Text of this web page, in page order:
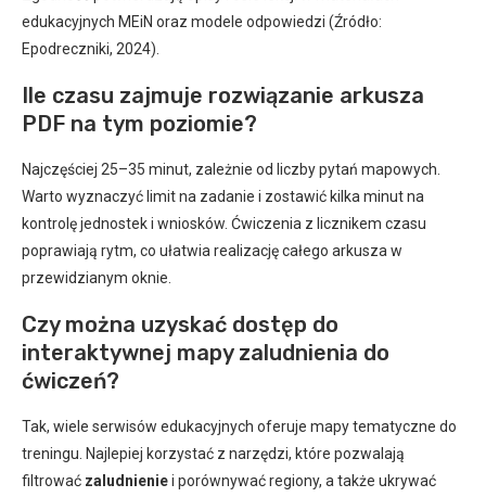
edukacyjnych MEiN oraz modele odpowiedzi (Źródło:
Epodreczniki, 2024).
Ile czasu zajmuje rozwiązanie arkusza
PDF na tym poziomie?
Najczęściej 25–35 minut, zależnie od liczby pytań mapowych.
Warto wyznaczyć limit na zadanie i zostawić kilka minut na
kontrolę jednostek i wniosków. Ćwiczenia z licznikem czasu
poprawiają rytm, co ułatwia realizację całego arkusza w
przewidzianym oknie.
Czy można uzyskać dostęp do
interaktywnej mapy zaludnienia do
ćwiczeń?
Tak, wiele serwisów edukacyjnych oferuje mapy tematyczne do
treningu. Najlepiej korzystać z narzędzi, które pozwalają
filtrować zaludnieniei porównywać regiony, a także ukrywać